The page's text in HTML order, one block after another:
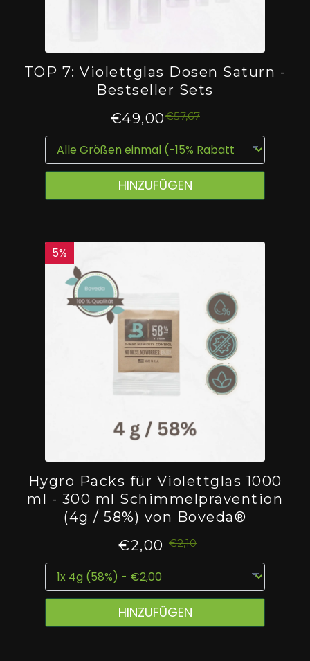
TOP 7: Violettglas Dosen Saturn -
Bestseller Sets
€49,00€57,67
HINZUFÜGEN
5%
Hygro Packs für Violettglas 1000
ml - 300 ml Schimmelprävention
(4g / 58%) von Boveda®
€2,00 €2,10
HINZUFÜGEN